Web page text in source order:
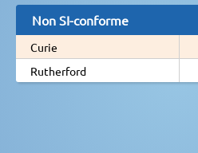
Non SI-conforme
Curie
Rutherford